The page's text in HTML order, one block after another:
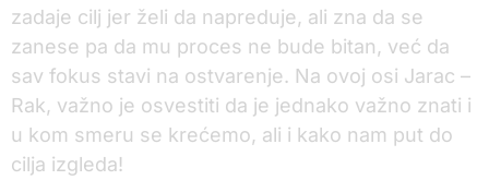
zadaje cilj jer želi da napreduje, ali zna da se
zanese pa da mu proces ne bude bitan, već da
sav fokus stavi na ostvarenje. Na ovoj osi Jarac –
Rak, važno je osvestiti da je jednako važno znati i
u kom smeru se krećemo, ali i kako nam put do
cilja izgleda!